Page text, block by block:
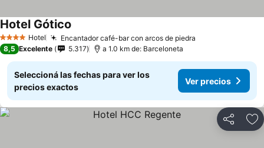
4 EstrellasHotel Encantador café-bar con arcos de piedra
Hotel Gótico
8,5 Excelente 5.317 a 1.0 km de: Barceloneta
Seleccioná las fechas para ver los
precios exactos
Ver precios
Compartir